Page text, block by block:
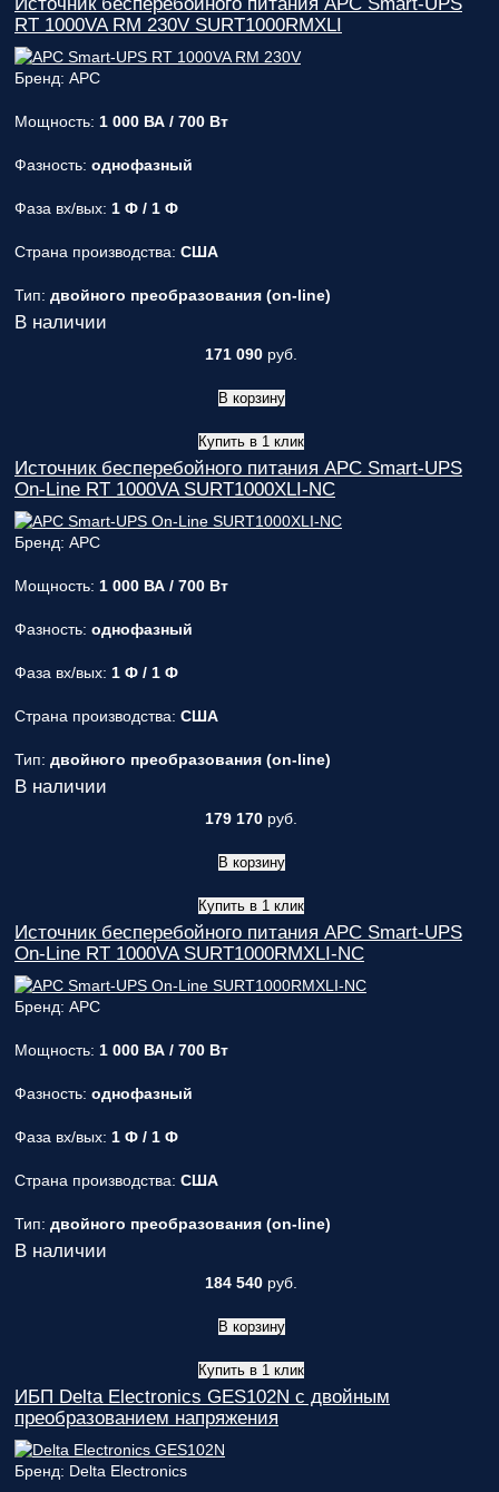
RT 1000VA RM 230V SURT1000RMXLI
Бренд: APC
Мощность: 1 000 ВА / 700 Вт
Фазность: однофазный
Фаза вх/вых: 1 Ф / 1 Ф
Страна производства: США
Тип: двойного преобразования (on-line)
В наличии
171 090 руб.
В корзину
Купить в 1 клик
Источник бесперебойного питания APC Smart-UPS
On-Line RT 1000VA SURT1000XLI-NC
Бренд: APC
Мощность: 1 000 ВА / 700 Вт
Фазность: однофазный
Фаза вх/вых: 1 Ф / 1 Ф
Страна производства: США
Тип: двойного преобразования (on-line)
В наличии
179 170 руб.
В корзину
Купить в 1 клик
Источник бесперебойного питания APC Smart-UPS
On-Line RT 1000VA SURT1000RMXLI-NC
Бренд: APC
Мощность: 1 000 ВА / 700 Вт
Фазность: однофазный
Фаза вх/вых: 1 Ф / 1 Ф
Страна производства: США
Тип: двойного преобразования (on-line)
В наличии
184 540 руб.
В корзину
Купить в 1 клик
ИБП Delta Electronics GES102N с двойным
преобразованием напряжения
Бренд: Delta Electronics